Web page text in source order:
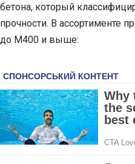
бетона, который
прочности. В ассортименте
до М400 и выше: